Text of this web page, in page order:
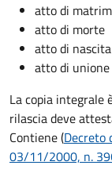
atto di
atto di morte
atto di nascita
atto di
La copia integrale
rilascia deve
Contiene (Decreto
03/11/2000, n.